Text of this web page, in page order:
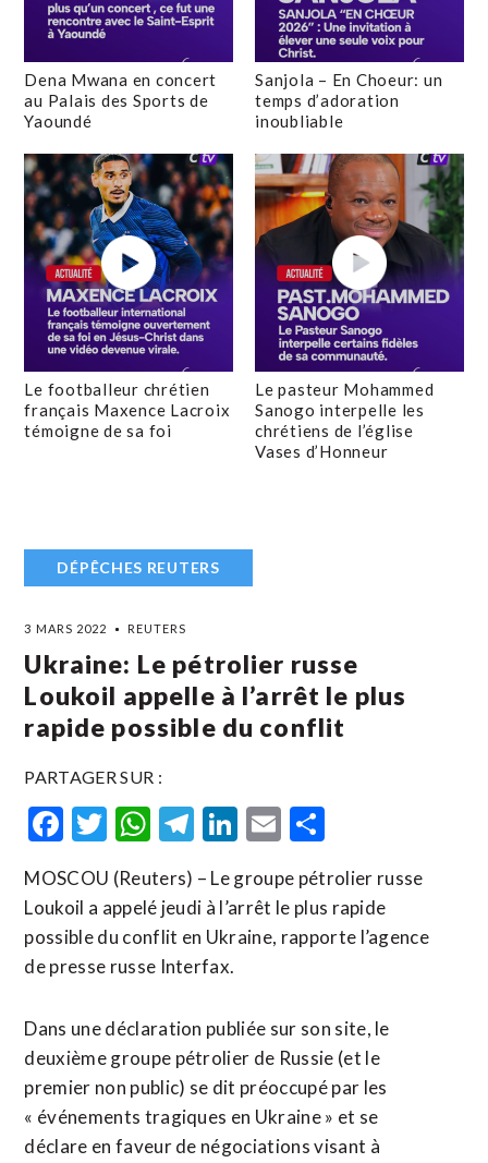
Dena Mwana en concert
au Palais des Sports de
Yaoundé
Sanjola – En Choeur: un
temps d’adoration
inoubliable
Le footballeur chrétien
français Maxence Lacroix
témoigne de sa foi
Le pasteur Mohammed
Sanogo interpelle les
chrétiens de l’église
Vases d’Honneur
DÉPÊCHES REUTERS
3 MARS 2022 REUTERS
Ukraine: Le pétrolier russe
Loukoil appelle à l’arrêt le plus
rapide possible du conflit
PARTAGER SUR :
Facebook
Twitter
WhatsApp
Telegram
LinkedIn
Email
MOSCOU (Reuters) – Le groupe pétrolier russe
Loukoil a appelé jeudi à l’arrêt le plus rapide
possible du conflit en Ukraine, rapporte l’agence
de presse russe Interfax.
Dans une déclaration publiée sur son site, le
deuxième groupe pétrolier de Russie (et le
premier non public) se dit préoccupé par les
« événements tragiques en Ukraine » et se
déclare en faveur de négociations visant à